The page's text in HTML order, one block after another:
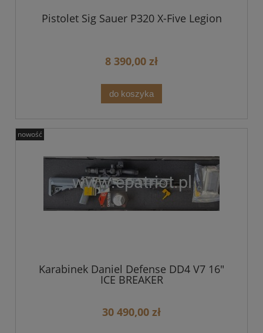
Pistolet Sig Sauer P320 X-Five Legion
8 390,00 zł
do koszyka
Karabinek Daniel Defense DD4 V7 16"
ICE BREAKER
30 490,00 zł
nowość